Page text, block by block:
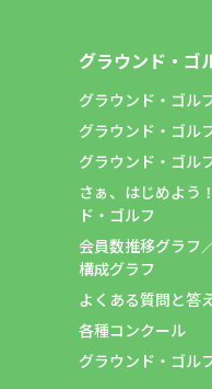
グラウンド・ゴ
グラウンド・ゴル
グラウンド・ゴル
グラウンド・ゴル
さぁ、はじめよう
ド・ゴルフ
会員数推移グラフ
構成グラフ
よくある質問と答
各種コンクール
グラウンド・ゴル